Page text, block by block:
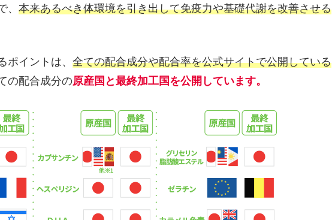
、 本来あるべき体環境を引き出して免疫力や基礎代謝を改善させる
ポイントは、 全ての配合成分や配合率を公式サイトで公開している
の配合成分の原産国と最終加工国を公開しています。